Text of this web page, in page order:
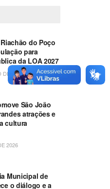
do Poço
para
da LOA 2027
DE 2026
São João
atrações e
cultura
2026
Municipal de
o diálogo e a